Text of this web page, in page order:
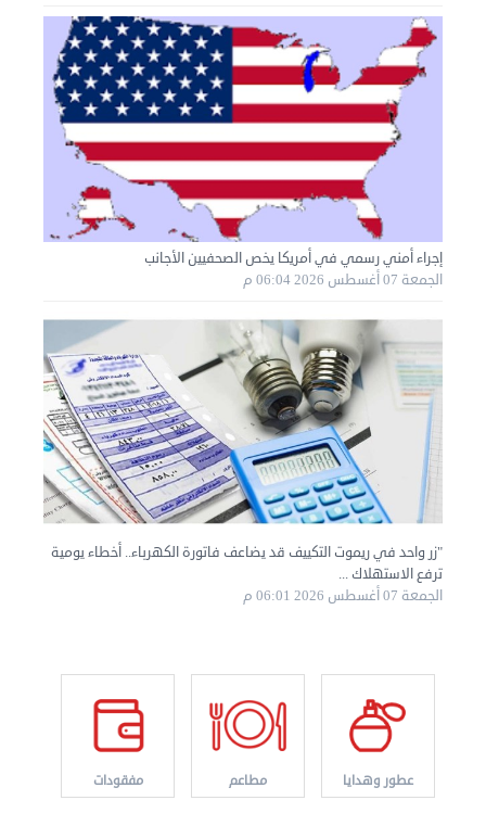
نقل عفش الكويت 50636444 فك وتركيب ايكيا محلي ...
إجراء أمني رسمي في أمريكا يخص الصحفيين الأجانب
الجمعة 07 أغسطس 2026 06:04 م
"زر واحد في ريموت التكييف قد يضاعف فاتورة الكهرباء.. أخطاء يومية
ترفع الاستهلاك ...
الجمعة 07 أغسطس 2026 06:01 م
عطور وهدايا مطاعم مفقودات